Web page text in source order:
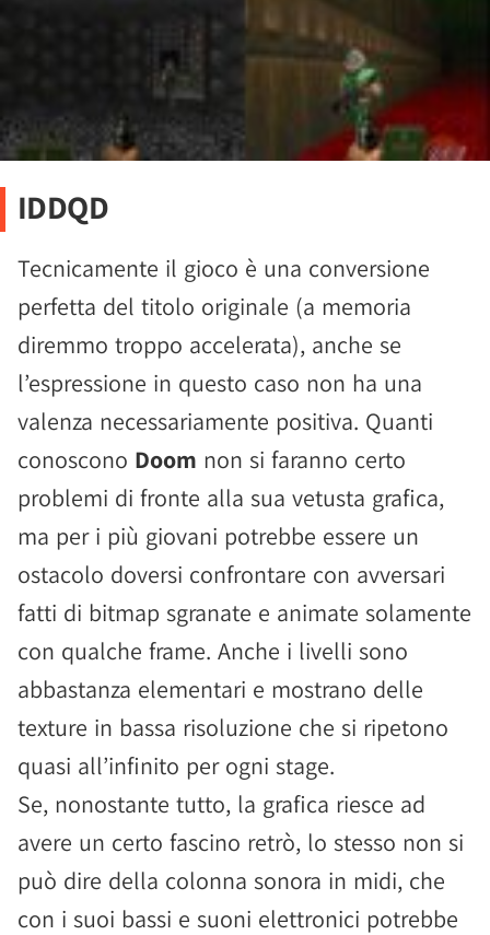
IDDQD
Tecnicamente il gioco è una conversione
perfetta del titolo originale (a memoria
diremmo troppo accelerata), anche se
l’espressione in questo caso non ha una
valenza necessariamente positiva. Quanti
conoscono Doom non si faranno certo
problemi di fronte alla sua vetusta grafica,
ma per i più giovani potrebbe essere un
ostacolo doversi confrontare con avversari
fatti di bitmap sgranate e animate solamente
con qualche frame. Anche i livelli sono
abbastanza elementari e mostrano delle
texture in bassa risoluzione che si ripetono
quasi all’infinito per ogni stage.
Se, nonostante tutto, la grafica riesce ad
avere un certo fascino retrò, lo stesso non si
può dire della colonna sonora in midi, che
con i suoi bassi e suoni elettronici potrebbe